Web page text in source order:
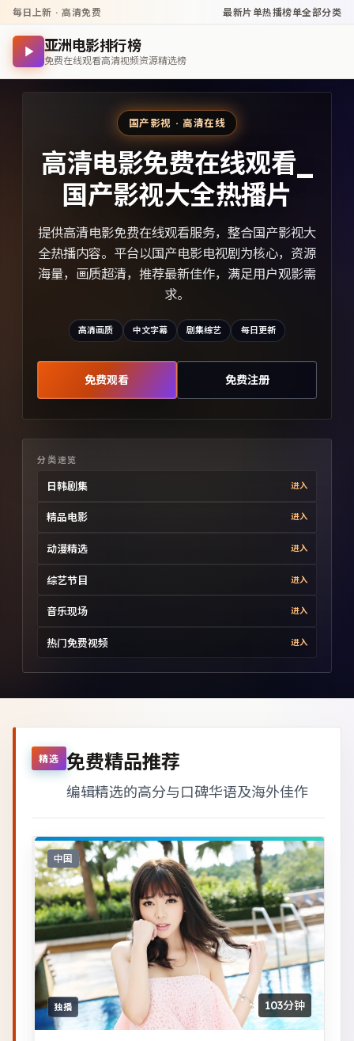
每日上新 · 高清免费 最新片单热播榜单全部分类
亚洲电影排行榜
免费在线观看高清视频资源精选榜
国产影视 · 高清在线
高清电影免费在线观看_
国产影视大全热播片
提供高清电影免费在线观看服务，整合国产影视大
全热播内容。平台以国产电影电视剧为核心，资源
海量，画质超清，推荐最新佳作，满足用户观影需
求。
高清画质 中文字幕 剧集综艺 每日更新
免费观看 免费注册
分类速览
日韩剧集 进入
精品电影 进入
动漫精选 进入
综艺节目 进入
音乐现场 进入
热门免费视频 进入
精选 免费精品推荐
编辑精选的高分与口碑华语及海外佳作
中国
独播 103分钟